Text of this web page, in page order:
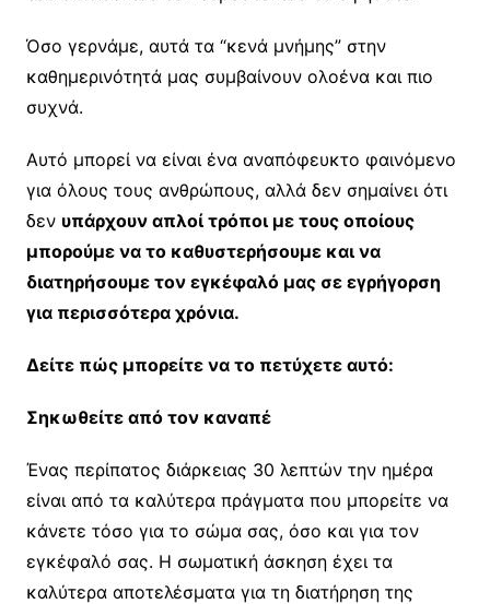
Όσο γερνάμε, αυτά τα “κενά μνήμης” στην
καθημερινότητά μας συμβαίνουν ολοένα και πιο
συχνά.
Αυτό μπορεί να είναι ένα αναπόφευκτο φαινόμενο
για όλους τους ανθρώπους, αλλά δεν σημαίνει ότι
δεν υπάρχουν απλοί τρόποι με τους οποίους
μπορούμε να το καθυστερήσουμε και να
διατηρήσουμε τον εγκέφαλό μας σε εγρήγορση
για περισσότερα χρόνια.
Δείτε πώς μπορείτε να το πετύχετε αυτό:
Σηκωθείτε από τον καναπέ
Ένας περίπατος διάρκειας 30 λεπτών την ημέρα
είναι από τα καλύτερα πράγματα που μπορείτε να
κάνετε τόσο για το σώμα σας, όσο και για τον
εγκέφαλό σας. Η σωματική άσκηση έχει τα
καλύτερα αποτελέσματα για τη διατήρηση της